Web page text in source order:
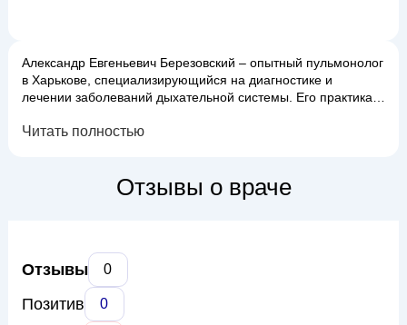
Александр Евгеньевич Березовский – опытный пульмонолог
в Харькове, специализирующийся на диагностике и
лечении заболеваний дыхательной системы. Его практика
бронхиальная астма, хроническая обструктивная болезнь
использует современные методы диагностики...
Читать полностью
Отзывы о враче
Отзывы 0
Позитив 0